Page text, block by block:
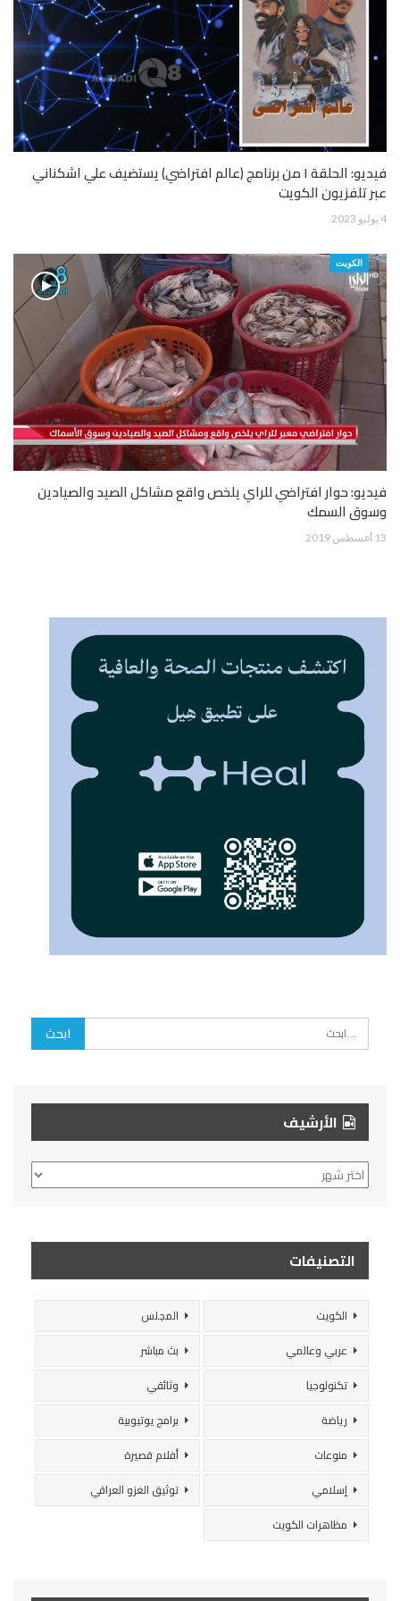
فيديو: الحلقة ١ من برنامج (عالم افتراضي) يستضيف علي اشكناني
عبر تلفزيون الكويت
4 يوليو 2023
الكويت
فيديو: حوار افتراضي للراي يلخص واقع مشاكل الصيد والصيادين
وسوق السمك
13 أغسطس 2019
الأرشيف
الأرشيف
التصنيفات
الكويت
المجلس
عربي وعالمي
بث مباشر
تكنولوجيا
وثائقي
رياضة
برامج يوتيوبية
منوعات
أفلام قصيرة
إسلامي
توثيق الغزو العراقي
مظاهرات الكويت